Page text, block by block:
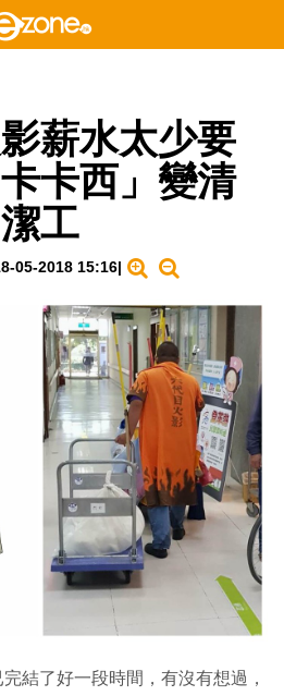
薪水太少要
卡西」變清
潔工
05-2018 15:16|
結了好一段時間，有沒有想過，